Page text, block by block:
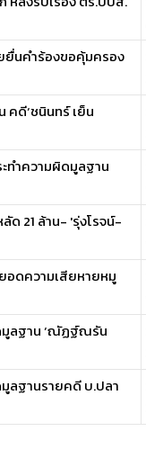
ยื่นคำร้องขอคุ้มครอง
คดี‘ชนินทร์ เย็น
ทำความผิดมูลฐาน
ด 21 ล้าน- 'รุ่งโรจน์-
อดความเสียหายหมู
มูลฐาน ‘ณัฏฐ์ณรัน
ลฐานรายคดี บ.ปลา